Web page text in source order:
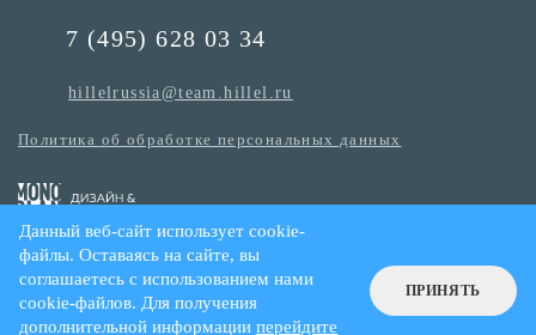
7 (495) 628 03 34
hillelrussia@team.hillel.ru
Политика об обработке персональных данных
Данный веб-сайт использует cookie-
файлы. Оставаясь на сайте, вы
соглашаетесь с использованием нами
cookie-файлов. Для получения
дополнительной информацииперейдите
ПРИНЯТЬ